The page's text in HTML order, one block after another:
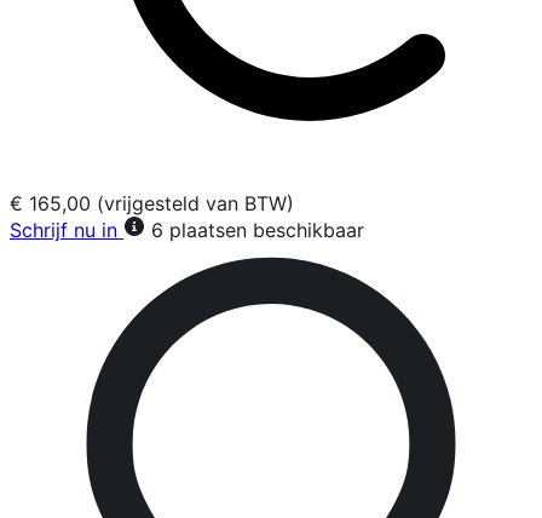
€ 165,00 (vrijgesteld van BTW)
Schrijf nu in
6 plaatsen beschikbaar